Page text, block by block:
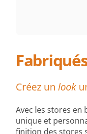
Créez un look
Avec les stores
unique et
finition des stores